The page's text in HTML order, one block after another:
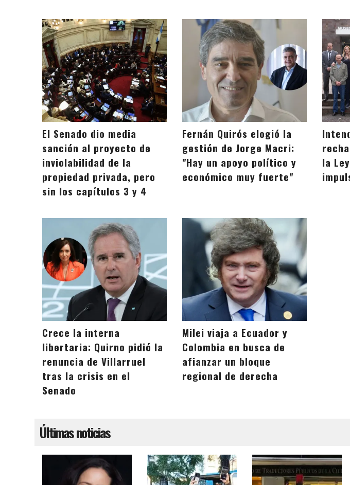
El Senado dio media
sanción al proyecto de
inviolabilidad de la
propiedad privada, pero
sin los capítulos 3 y 4
Fernán Quirós elogió la
gestión de Jorge Macri:
"Hay un apoyo político y
económico muy fuerte"
la
Crece la interna
libertaria: Quirno pidió la
renuncia de Villarruel
tras la crisis en el
Senado
Milei viaja a Ecuador y
Colombia en busca de
afianzar un bloque
regional de derecha
Últimas noticias